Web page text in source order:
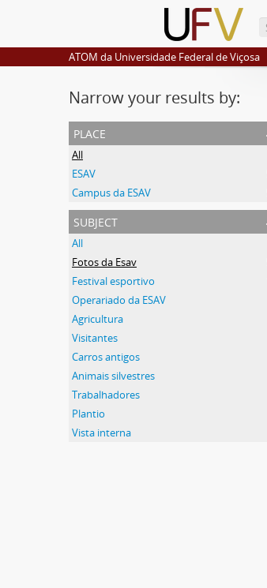
ATOM da Universidade Federal de Viçosa
Narrow your results by:
place
All
ESAV
Campus da ESAV
subject
All
Fotos da Esav
Festival esportivo
Operariado da ESAV
Agricultura
Visitantes
Carros antigos
Animais silvestres
Trabalhadores
Plantio
Vista interna